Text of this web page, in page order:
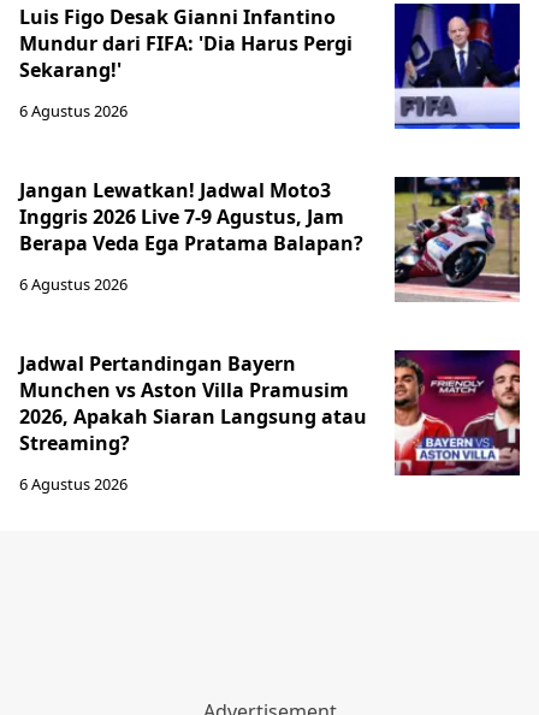
Luis Figo Desak Gianni Infantino
Mundur dari FIFA: 'Dia Harus Pergi
Sekarang!'
6 Agustus 2026
Jangan Lewatkan! Jadwal Moto3
Inggris 2026 Live 7-9 Agustus, Jam
Berapa Veda Ega Pratama Balapan?
6 Agustus 2026
Jadwal Pertandingan Bayern
Munchen vs Aston Villa Pramusim
2026, Apakah Siaran Langsung atau
Streaming?
6 Agustus 2026